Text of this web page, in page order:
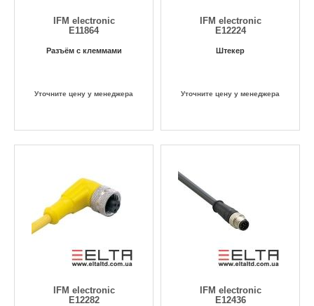
IFM electronic
E11864
Разъём с клеммами
Уточните цену у менеджера
IFM electronic
E12224
Штекер
Уточните цену у менеджера
IFM electronic
E12282
IFM electronic
E12436